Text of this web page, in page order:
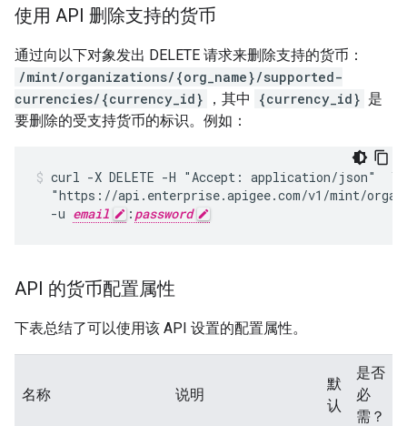
使用 API 删除支持的货币
通过向以下对象发出 DELETE 请求来删除支持的货币：
/mint/organizations/{org_name}/supported-
currencies/{currency_id}
，其中 {currency_id} 是
要删除的受支持货币的标识。例如：
curl -X DELETE -H "Accept: application/json"  \
"https://api.enterprise.apigee.com/v1/mint/
  -u
email : password
API 的货币配置属性
下表总结了可以使用该 API 设置的配置属性。
名称 说明
默
认
是否
必
需？